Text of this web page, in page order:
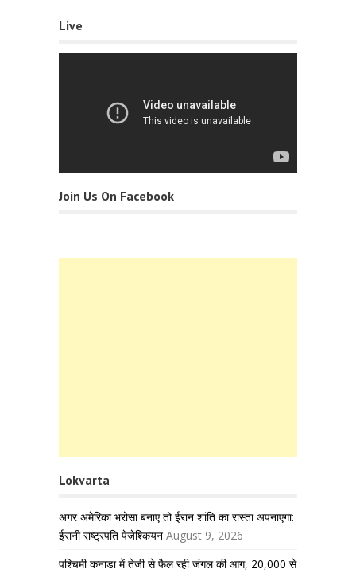
Live
Join Us On Facebook
Lokvarta
अगर अमेरिका भरोसा बनाए तो ईरान शांति का रास्ता अपनाएगा:
ईरानी राष्ट्रपति पेजेश्कियन August 9, 2026
पश्चिमी कनाडा में तेजी से फैल रही जंगल की आग, 20,000 से